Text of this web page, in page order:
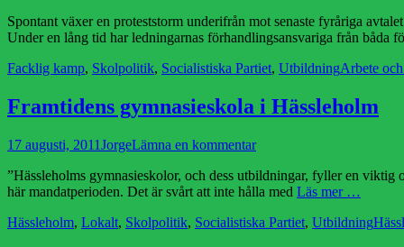
Spontant växer en proteststorm underifrån mot senaste fyråriga
Under en lång tid har ledningarnas förhandlingsansvariga från båda
Kategorier
Facklig kamp, Skolpolitik, Socialistiska Partiet, UtbildningEtiketter
Arbete
Framtidens gymnasieskola i Hässleholm
Publicerad
17 augusti, 2011 Författare
JorgeLämna en kommentar
”Hässleholms gymnasieskolor, och dess utbildningar, fyller en
här mandatperioden. Det är svårt att inte hålla med Läs mer …
Kategorier
Hässleholm, Lokalt, Skolpolitik, Socialistiska Partiet, Utbildning